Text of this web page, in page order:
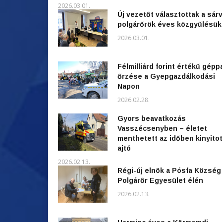
2026.03.01.
Új vezetőt választottak a
polgárőrök éves
2026.03.01.
Félmilliárd forint értékű
őrzése a Gyepgazdálkodási
Napon
2026.02.28.
Gyors beavatkozás
Vasszécsenyben – életet
menthetett az időben
ajtó
2026.02.13.
Régi-új elnök a Pósfa Község
Polgárőr Egyesület élén
2026.02.13.